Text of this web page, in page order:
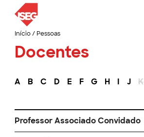
Início/ Pessoas
Docentes
A B C D E F G H I J K
Professor Associado Convidado